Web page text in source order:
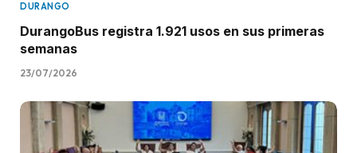
DURANGO
DurangoBus registra 1.921 usos en sus primeras
semanas
23/07/2026